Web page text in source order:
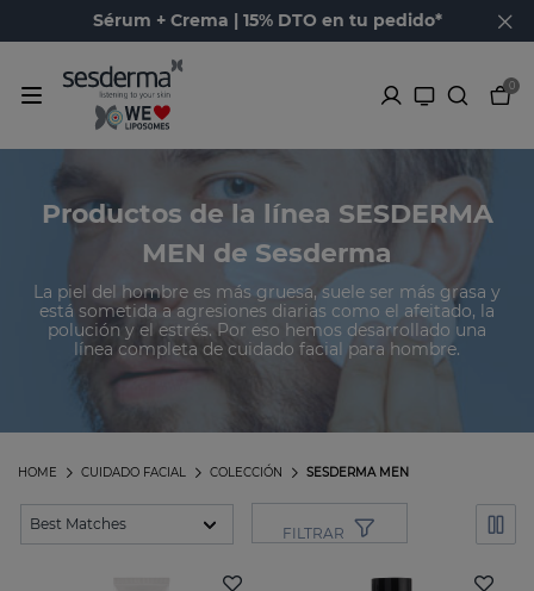
Sérum + Crema | 15% DTO en tu pedido*
0
Productos de la línea SESDERMA
MEN de Sesderma
La piel del hombre es más gruesa, suele ser más grasa y
está sometida a agresiones diarias como el afeitado, la
polución y el estrés. Por eso hemos desarrollado una
línea completa de cuidado facial para hombre.
SESDERMA MEN
COLECCIÓN
CUIDADO FACIAL
HOME
FILTRAR